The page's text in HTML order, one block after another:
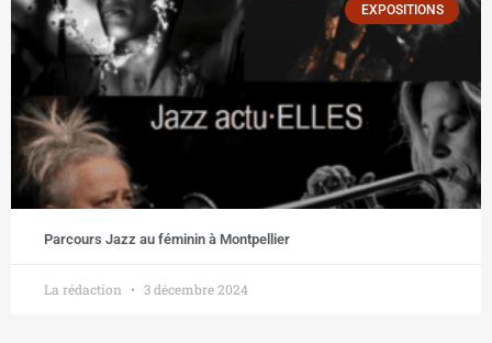
EXPOSITIONS
Parcours Jazz au féminin à Montpellier
La rédaction 3 décembre 2024